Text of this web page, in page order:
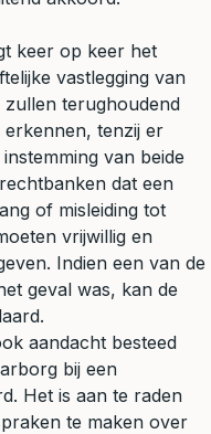
keer op keer het
vastlegging van
zullen terughoudend
tenzij er
van beide
dat een
of misleiding tot
vrijwillig en
Indien een van de
geval was, kan de
aandacht besteed
bij een
Het is aan te raden
te maken over